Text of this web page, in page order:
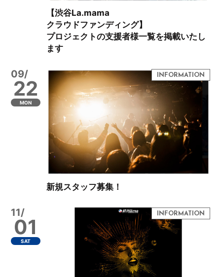
【渋谷La.mama
クラウドファンディング】
プロジェクトの支援者様一覧を掲載いたし
ます
09/
22
MON
新規スタッフ募集！
11/
01
SAT